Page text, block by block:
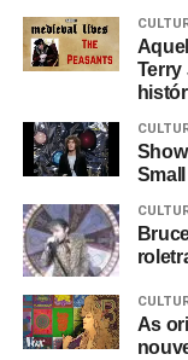
Terry
As